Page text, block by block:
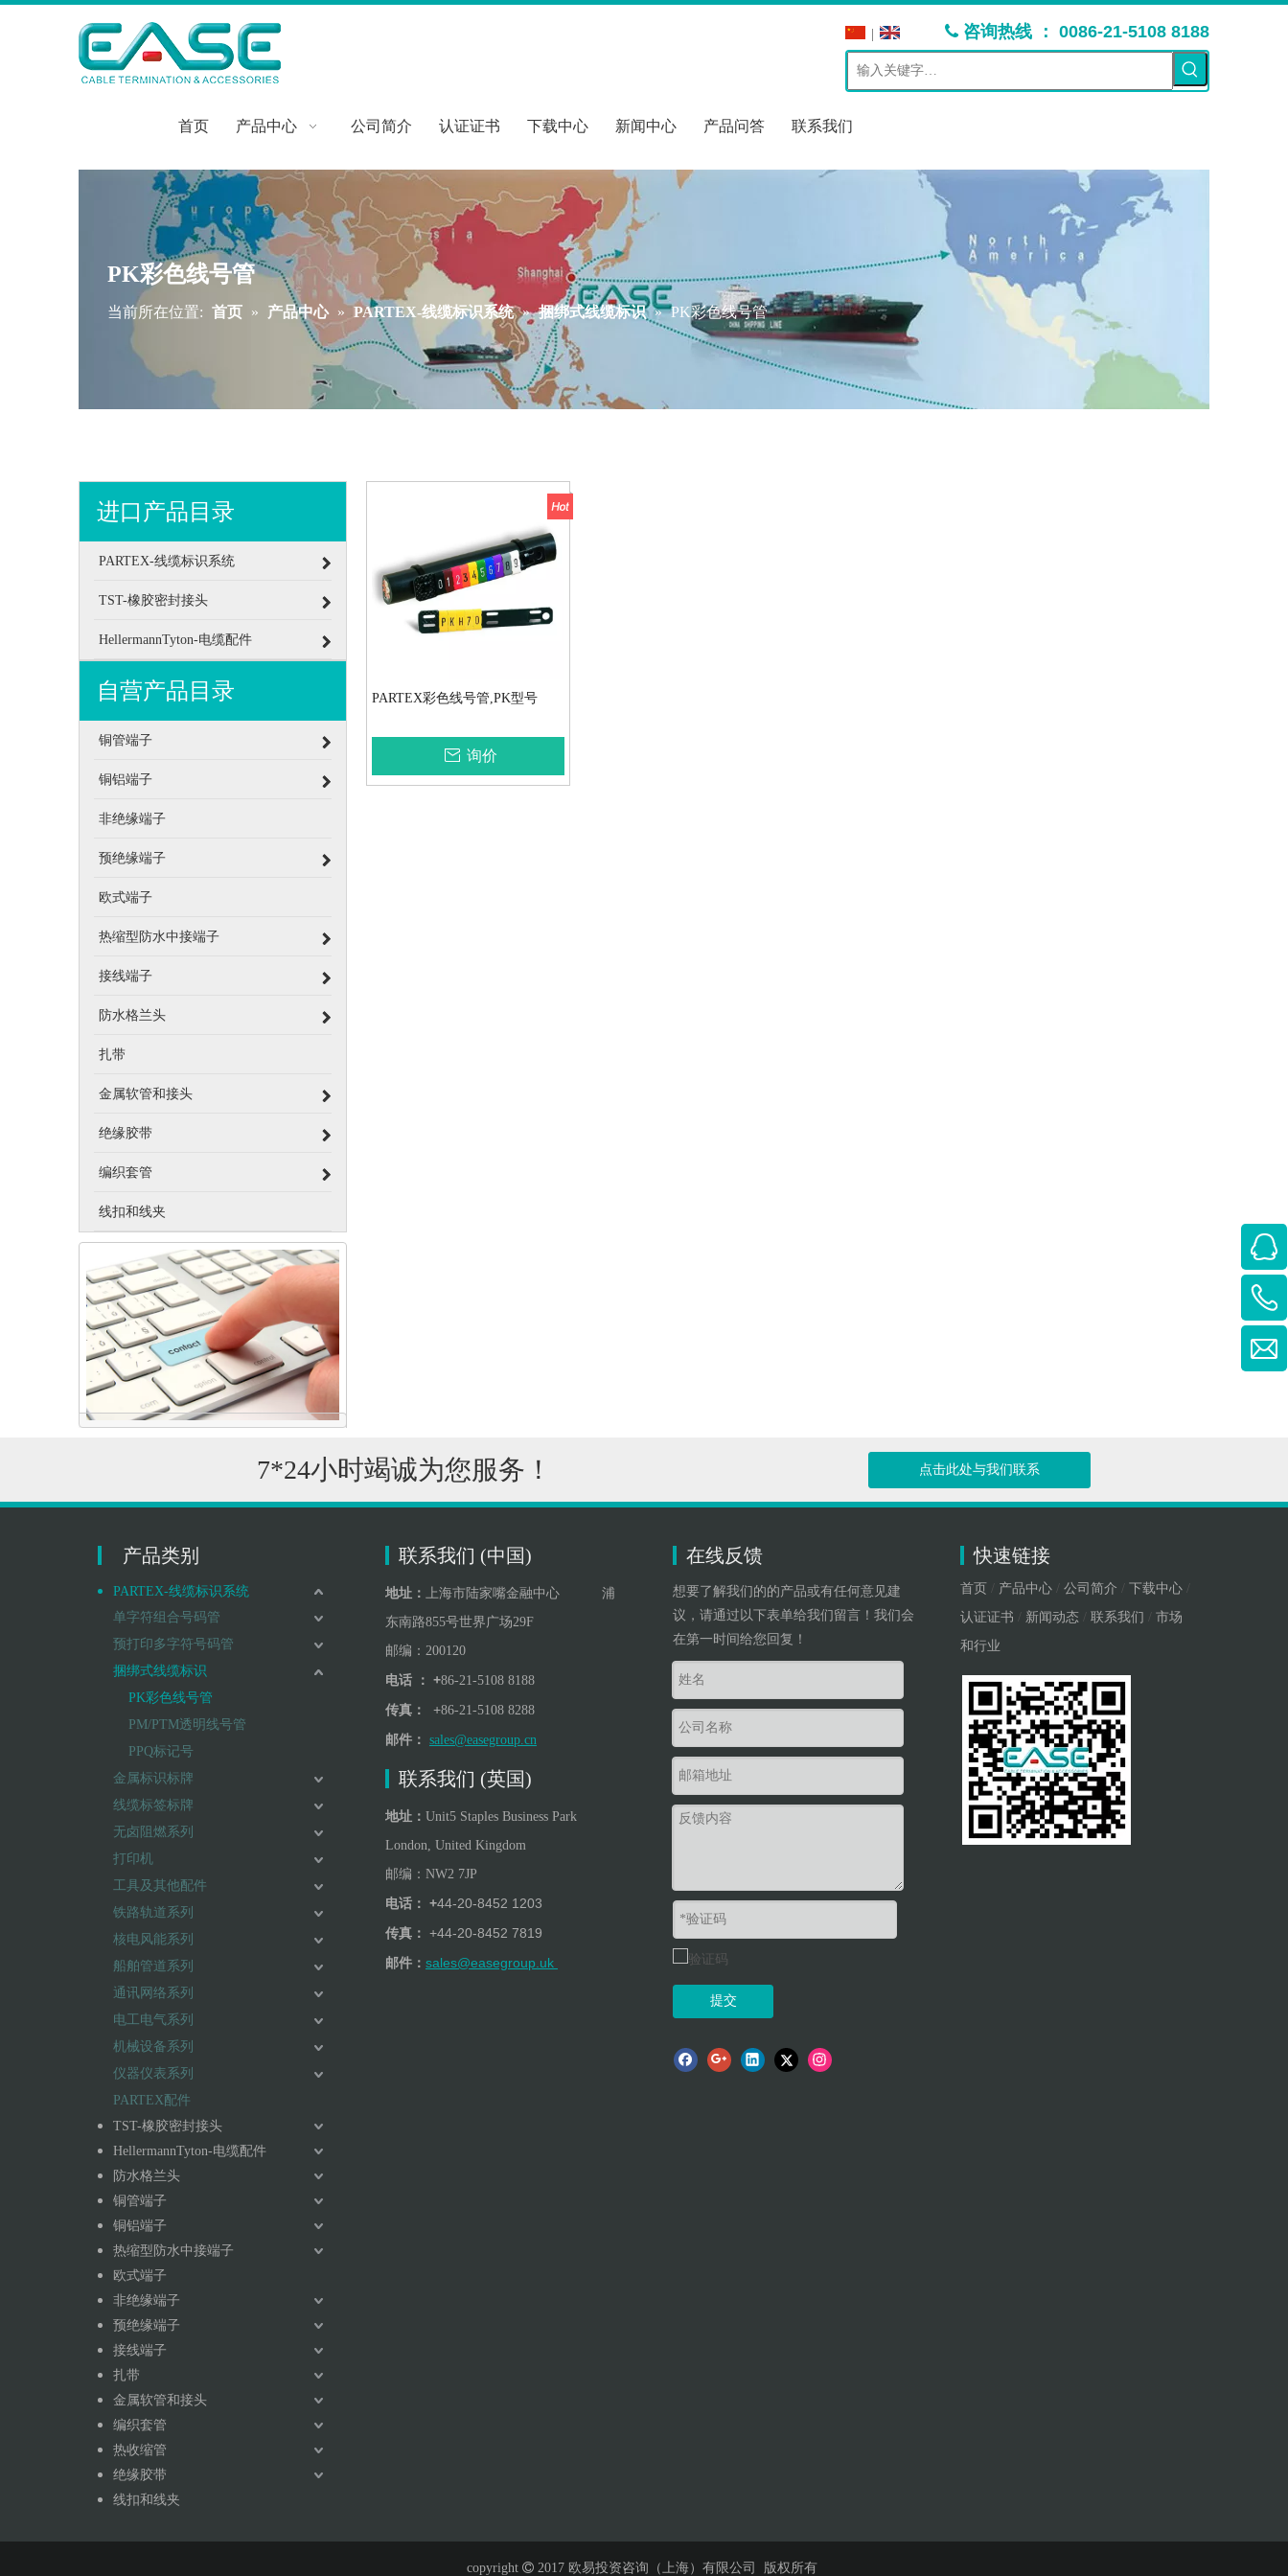
 咨询热线 ： 0086-21-5108 8188
首页 产品中心 公司简介 认证证书 下载中心 新闻中心 产品问答 联系我们
PK彩色线号管
当前所在位置: 首页 » 产品中心 » PARTEX-线缆标识系统 » 捆绑式线缆标识 » PK彩色线号管
进口产品目录
PARTEX-线缆标识系统
TST-橡胶密封接头
HellermannTyton-电缆配件
自营产品目录
铜管端子
铜铝端子
非绝缘端子
预绝缘端子
欧式端子
热缩型防水中接端子
接线端子
防水格兰头
扎带
金属软管和接头
绝缘胶带
编织套管
线扣和线夹
点击联系我们
PARTEX彩色线号管,PK型号
询价
7*24小时竭诚为您服务！ 点击此处与我们联系
产品类别
PARTEX-线缆标识系统
单字符组合号码管
预打印多字符号码管
捆绑式线缆标识
PK彩色线号管
PM/PTM透明线号管
PPQ标记号
金属标识标牌
线缆标签标牌
无卤阻燃系列
打印机
工具及其他配件
铁路轨道系列
核电风能系列
船舶管道系列
通讯网络系列
电工电气系列
机械设备系列
仪器仪表系列
PARTEX配件
TST-橡胶密封接头
HellermannTyton-电缆配件
防水格兰头
铜管端子
铜铝端子
热缩型防水中接端子
欧式端子
非绝缘端子
预绝缘端子
接线端子
扎带
金属软管和接头
编织套管
热收缩管
绝缘胶带
线扣和线夹
联系我们 (中国)
地址：
上海市陆家嘴金融中心 浦
东南路855号世界广场29F
邮编：200120
电话 ： +86-21-5108 8188
传真： +86-21-5108 8288
邮件： sales@easegroup.cn
联系我们 (英国)
地址： Unit5 Staples Business Park
London, United Kingdom
邮编： NW2 7JP
电话： +44-20-8452 1203
传真： +44-20-8452 7819
邮件： sales@easegroup.uk
在线反馈
想要了解我们的的产品或有任何意见建
议，请通过以下表单给我们留言！我们会
在第一时间给您回复！
提交
快速链接
首页 / 产品中心 / 公司简介 / 下载中心 /
认证证书 / 新闻动态 / 联系我们 / 市场
和行业
copyright  2017 欧易投资咨询（上海）有限公司 版权所有